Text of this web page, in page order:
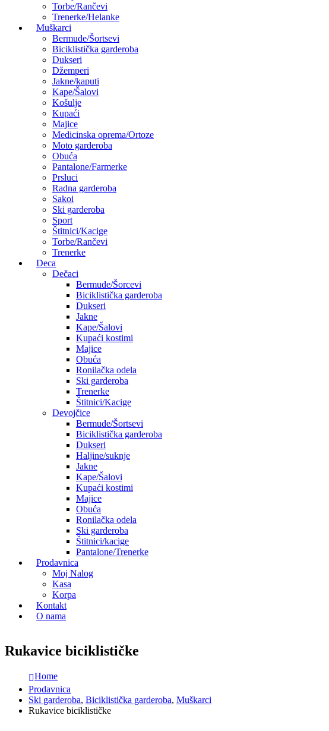
Torbe/Rančevi
Trenerke/Helanke
Muškarci
Bermude/Šortsevi
Biciklistička garderoba
Dukseri
Džemperi
Jakne/kaputi
Kape/Šalovi
Košulje
Kupaći
Majice
Medicinska oprema/Ortoze
Moto garderoba
Obuća
Pantalone/Farmerke
Prsluci
Radna garderoba
Sakoi
Ski garderoba
Sport
Štitnici/Kacige
Torbe/Rančevi
Trenerke
Deca
Dečaci
Bermude/Šorcevi
Biciklistička garderoba
Dukseri
Jakne
Kape/Šalovi
Kupaći kostimi
Majice
Obuća
Ronilačka odela
Ski garderoba
Trenerke
Štitnici/Kacige
Devojčice
Bermude/Šortsevi
Biciklistička garderoba
Dukseri
Haljine/suknje
Jakne
Kape/Šalovi
Kupaći kostimi
Majice
Obuća
Ronilačka odela
Ski garderoba
Štitnici/kacige
Pantalone/Trenerke
Prodavnica
Moj Nalog
Kasa
Korpa
Kontakt
O nama
Rukavice biciklističke
Home
Prodavnica
Ski garderoba, Biciklistička garderoba, Muškarci
Rukavice biciklističke